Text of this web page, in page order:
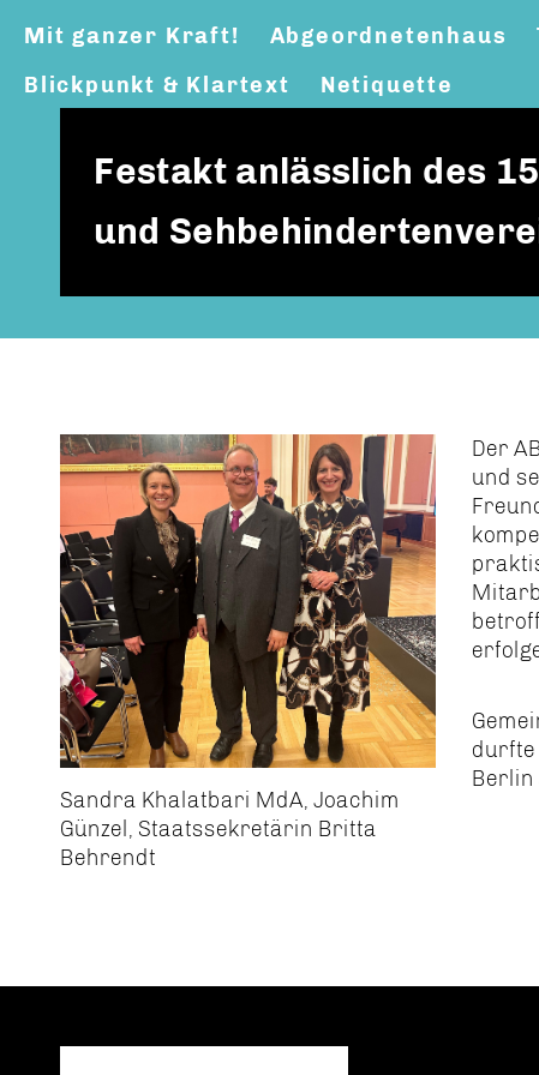
Mit ganzer Kraft! Abgeordnetenhaus
Blickpunkt & Klartext
Netiquette
Festakt anlässlich des
und
Sandra Khalatbari MdA, Joachim
Günzel, Staatssekretärin Britta
Behrendt
Der
und
durfte